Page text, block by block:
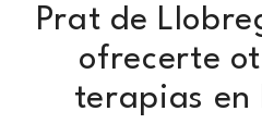
Prat de
ofrecerte
terapias en